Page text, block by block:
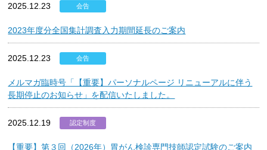
2025.12.23 会告
2023年度分全国集計調査入力期間延長のご案内
2025.12.23 会告
メルマガ臨時号「【重要】パーソナルページ リニューアルに伴う
長期停止のお知らせ」を配信いたしました。
2025.12.19 認定制度
【重要】第３回（2026年）胃がん検診専門技師認定試験のご案内